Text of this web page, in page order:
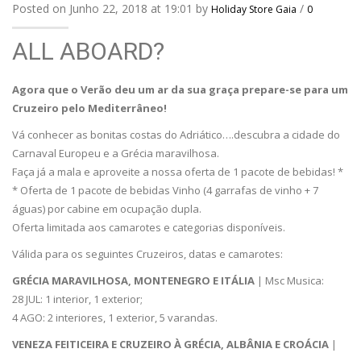
Posted on Junho 22, 2018 at 19:01 by Holiday Store Gaia / 0
ALL ABOARD?
Agora que o Verão deu um ar da sua graça prepare-se para um
Cruzeiro pelo Mediterrâneo!
Vá conhecer as bonitas costas do Adriático….descubra a cidade do
Carnaval Europeu e a Grécia maravilhosa.
Faça já a mala e aproveite a nossa oferta de 1 pacote de bebidas! *
* Oferta de 1 pacote de bebidas Vinho (4 garrafas de vinho + 7
águas) por cabine em ocupação dupla.
Oferta limitada aos camarotes e categorias disponíveis.
Válida para os seguintes Cruzeiros, datas e camarotes:
GRÉCIA MARAVILHOSA, MONTENEGRO E ITÁLIA | Msc Musica:
28 JUL: 1 interior, 1 exterior;
4 AGO: 2 interiores, 1 exterior, 5 varandas.
VENEZA FEITICEIRA E CRUZEIRO À GRÉCIA, ALBÂNIA E CROÁCIA |